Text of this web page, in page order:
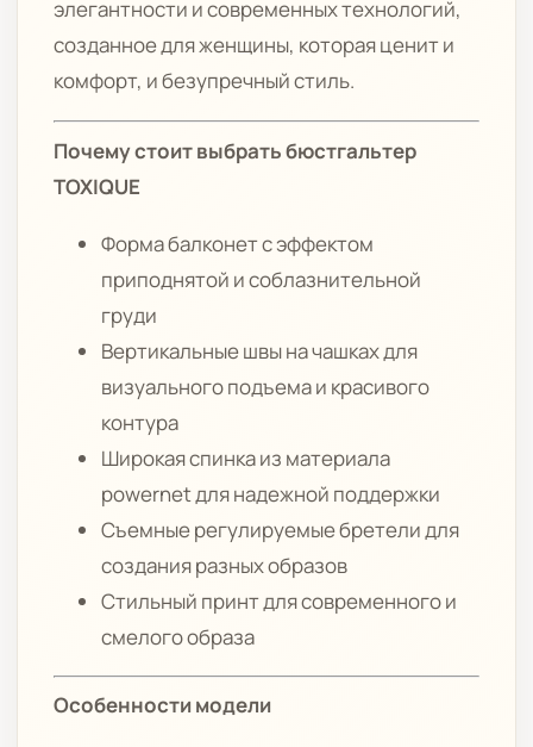
элегантности и современных технологий,
созданное для женщины, которая ценит и
комфорт, и безупречный стиль.
Почему стоит выбрать бюстгальтер
TOXIQUE
Форма балконет с эффектом
приподнятой и соблазнительной
груди
Вертикальные швы на чашках для
визуального подъема и красивого
контура
Широкая спинка из материала
powernet для надежной поддержки
Съемные регулируемые бретели для
создания разных образов
Стильный принт для современного и
смелого образа
Особенности модели